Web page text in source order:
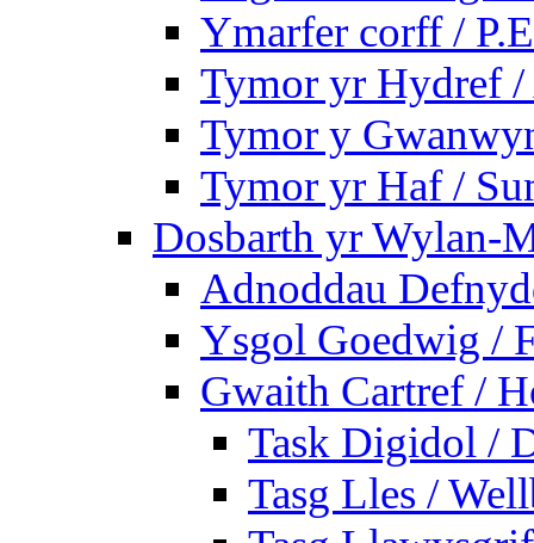
Ymarfer corff /
Tymor yr Hydref
Tymor y
Tymor yr Haf /
Dosbarth yr Wylan-
Adnoddau
Ysgol Goedwig /
Gwaith Cartref /
Task Digidol /
Tasg Lles /